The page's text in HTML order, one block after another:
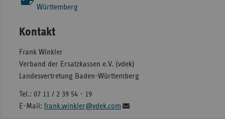
Württemberg
Kontakt
Frank Winkler
Verband der Ersatzkassen e.V. (vdek)
Landesvertretung Baden-Württemberg
Tel.: 07 11 / 2 39 54 - 19
E-Mail: frank.winkler@vdek.com